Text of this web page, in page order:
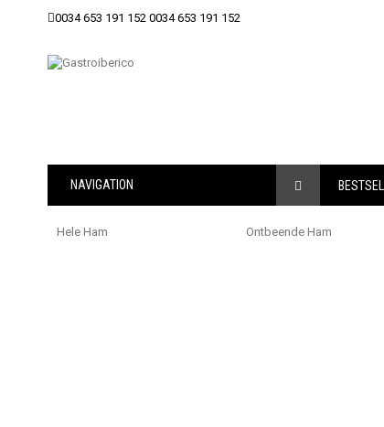
0034 653 191 152 0034 653 191 152
NAVIGATION
Hele Ham Ontbeende Ham